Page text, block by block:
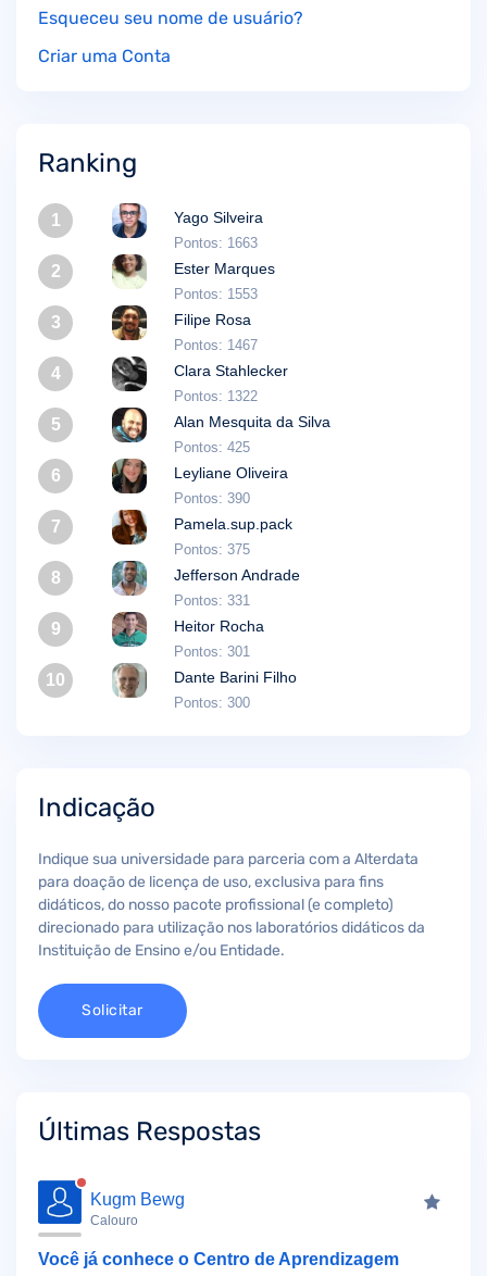
Esqueceu seu nome de usuário?
Criar uma Conta
Ranking
1 Yago Silveira
Pontos: 1663
2 Ester Marques
Pontos: 1553
3 Filipe Rosa
Pontos: 1467
4 Clara Stahlecker
Pontos: 1322
5 Alan Mesquita da Silva
Pontos: 425
6 Leyliane Oliveira
Pontos: 390
7 Pamela.sup.pack
Pontos: 375
8 Jefferson Andrade
Pontos: 331
9 Heitor Rocha
Pontos: 301
10 Dante Barini Filho
Pontos: 300
Indicação
Indique sua universidade para parceria com a Alterdata
para doação de licença de uso, exclusiva para fins
didáticos, do nosso pacote profissional (e completo)
direcionado para utilização nos laboratórios didáticos da
Instituição de Ensino e/ou Entidade.
Solicitar
Últimas Respostas
Kugm Bewg
Calouro
Você já conhece o Centro de Aprendizagem